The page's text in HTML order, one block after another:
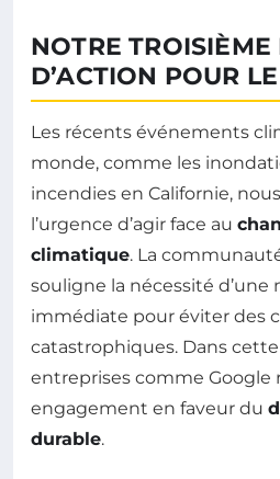
NOTRE
D’ACTION POUR
Les récents événements
monde, comme les
incendies en Californie,
l’urgence d’agir face au
climatique. La
souligne la nécessité d’une
immédiate pour éviter des
catastrophiques. Dans
entreprises comme Google
engagement en faveur du
durable.